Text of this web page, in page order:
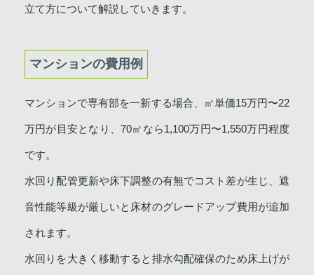
立て方について解説していきます。
マンションの費用例
マンションで専有部を一新する場合、㎡単価15万円〜22
万円が目安となり、70㎡なら1,100万円〜1,550万円程度
です。
水回り配管更新や床下調整の有無でコスト差が生じ、遮
音性能等級が厳しいと床材のグレードアップ費用が追加
されます。
水回りを大きく移動すると排水勾配確保のため床上げが